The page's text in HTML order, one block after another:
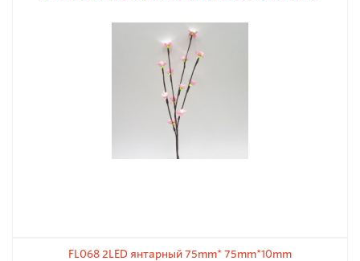
FL068 2LED янтарный 75mm* 75mm*10mm